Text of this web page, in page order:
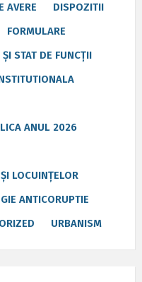
AVERE
DISPOZITII
FORMULARE
STAT DE FUNCȚII
ANUL 2026
LOCUINȚELOR
ANTICORUPTIE
URBANISM